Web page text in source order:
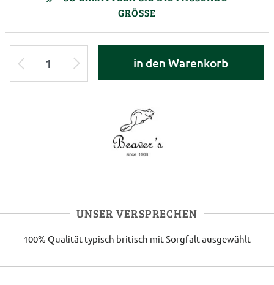
GRÖSSE
in den Warenkorb
UNSER VERSPRECHEN
100% Qualität typisch britisch mit Sorgfalt ausgewählt